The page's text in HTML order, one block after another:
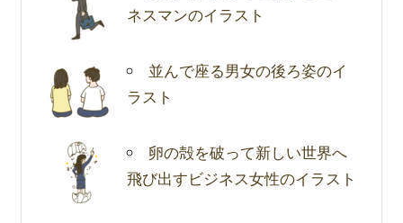
ネスマンのイラスト
並んで座る男女の後ろ姿のイ
ラスト
卵の殻を破って新しい世界へ
飛び出すビジネス女性のイラスト